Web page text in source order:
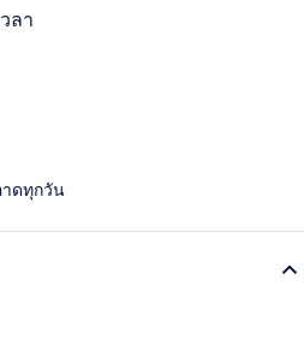
ลา
ดทุกวัน